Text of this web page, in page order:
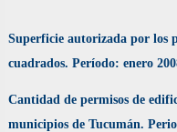
Superficie autorizada por los
cuadrados. Período: enero
Cantidad de permisos de
municipios de Tucumán.